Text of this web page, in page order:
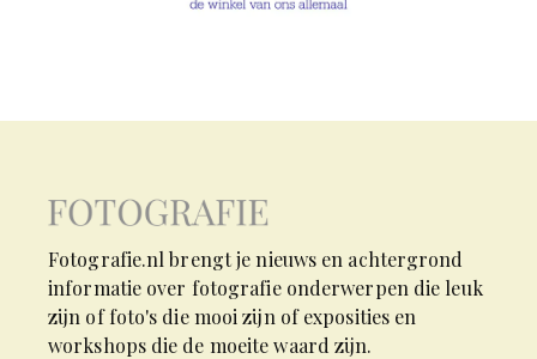
Fotografie.nl brengt je nieuws en achtergrond
informatie over fotografie onderwerpen die leuk
zijn of foto's die mooi zijn of exposities en
workshops die de moeite waard zijn.